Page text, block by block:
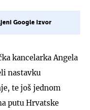
Google izvor
kancelarka Angela
nastavku
te još jednom
putu Hrvatske